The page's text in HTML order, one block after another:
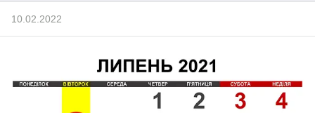
10.02.2022